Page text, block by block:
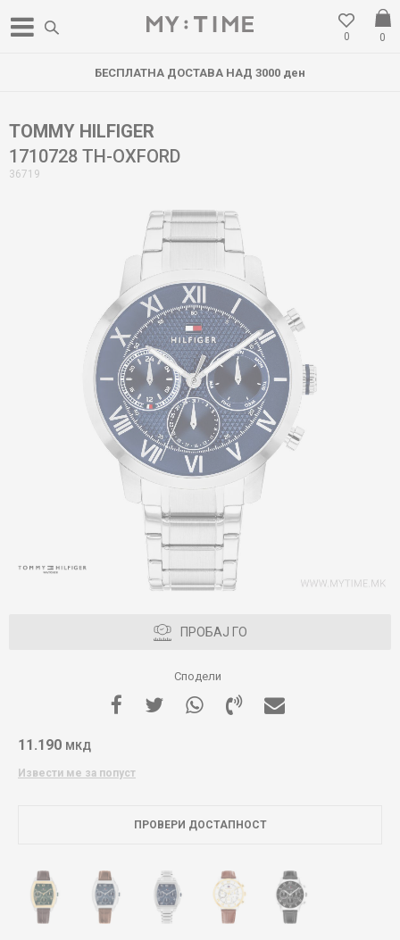
0
0
БЕСПЛАТНА ДОСТАВА НАД 3000 ден
TOMMY HILFIGER
1710728 TH-OXFORD
36719
ПРОБАЈ ГО
Сподели
11.190 МКД
Извести ме за попуст
ПРОВЕРИ ДОСТАПНОСТ